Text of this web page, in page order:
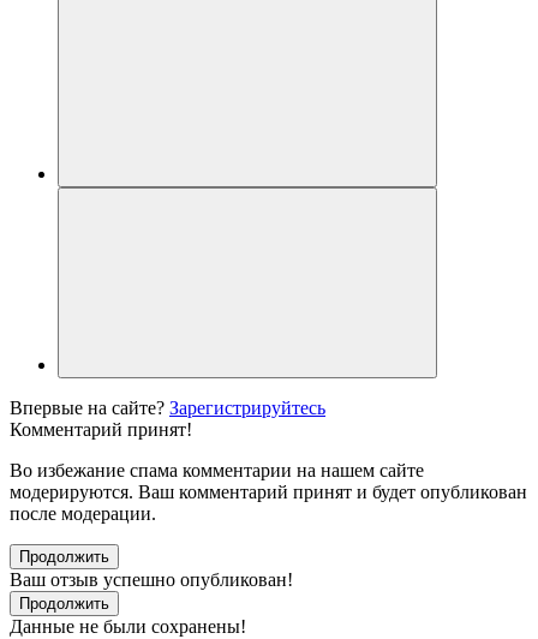
Впервые на сайте? Зарегистрируйтесь
Комментарий принят!
Во избежание спама комментарии на нашем сайте
модерируются. Ваш комментарий принят и будет опубликован
после модерации.
Продолжить
Ваш отзыв успешно опубликован!
Продолжить
Данные не были сохранены!